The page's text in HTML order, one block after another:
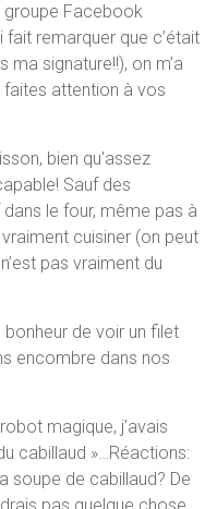
groupe Facebook
fait remarquer que c’était
signature!!), on m’a
faites attention à vos
bien qu’assez
Sauf des
le four, même pas à
cuisiner (on peut
pas vraiment du
de voir un filet
encombre dans nos
magique, j’avais
cabillaud »…Réactions:
soupe de cabillaud? De